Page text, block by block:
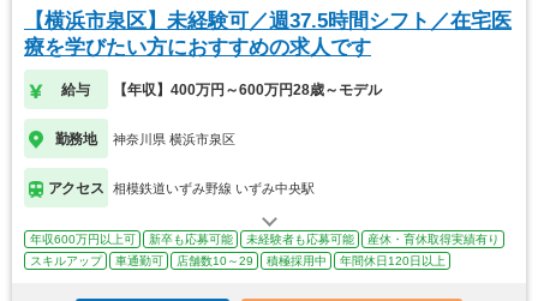
【横浜市泉区】未経験可／週37.5時間シフト／在宅医
療を学びたい方におすすめの求人です
給与 【年収】400万円～600万円28歳～モデル
勤務地 神奈川県 横浜市泉区
アクセス 相模鉄道いずみ野線 いずみ中央駅
年収600万円以上可 新卒も応募可能 未経験者も応募可能
産休・育休取得実績有り
スキルアップ
車通勤可 店舗数10～29 積極採用中 年間休日120日以上